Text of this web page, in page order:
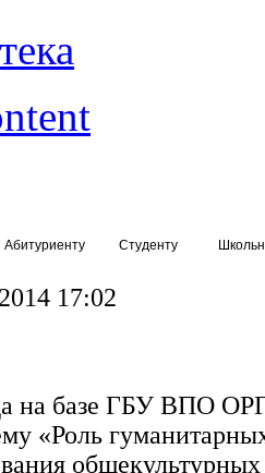
Абитуриенту Студенту
17:02
на базе ГБУ ВПО
«Роль